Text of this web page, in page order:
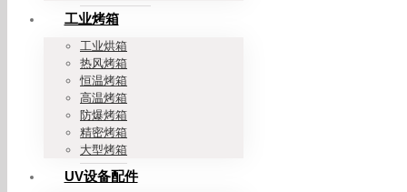
工业烤箱
工业烘箱
热风烤箱
恒温烤箱
高温烤箱
防爆烤箱
精密烤箱
大型烤箱
UV设备配件